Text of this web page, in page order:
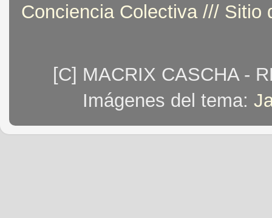
Conciencia Colectiva /// Sitio
[C] MACRIX CASCHA -
Imágenes del tema: